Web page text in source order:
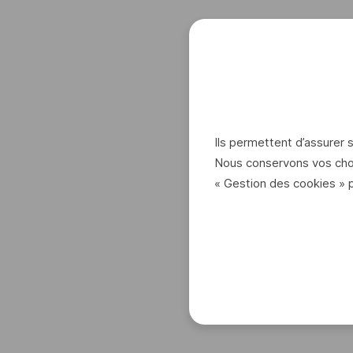
Ils permettent d’assurer
Nous conservons vos
« Gestion des cookies »